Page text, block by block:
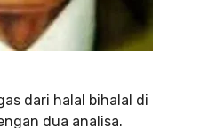
dari halal bihalal di
dua analisa.